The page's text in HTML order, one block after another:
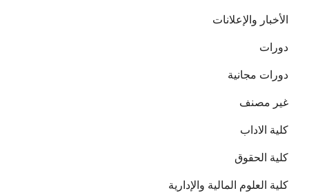
الأخبار والإعلانات
دورات
دورات مجانية
غير مصنف
كلية الاداب
كلية الحقوق
كلية العلوم المالية والإدارية